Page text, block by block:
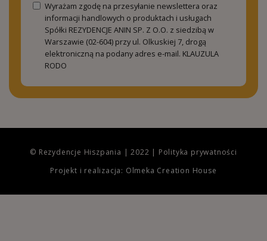
Wyrażam zgodę na przesyłanie newslettera oraz
informacji handlowych o produktach i usługach
Spółki REZYDENCJE ANIN SP. Z O.O. z siedzibą w
Warszawie (02-604) przy ul. Olkuskiej 7, drogą
elektroniczną na podany adres e-mail. KLAUZULA
RODO
© Rezydencje Hiszpania | 2022 | Polityka prywatności
Projekt i realizacja: Olmeka Creation House